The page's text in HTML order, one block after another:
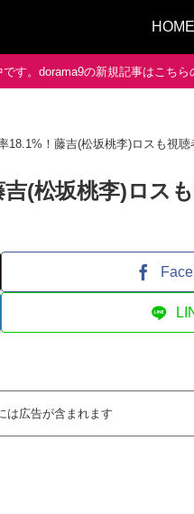
HOME
す。dorama9の新規記事はこち
18.1%！藤吉(松坂桃李)ロスも視聴
(松坂桃李)ロス
は広告が含まれます